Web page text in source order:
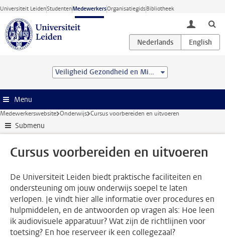
Ga direct naar de inhoud
Universiteit LeidenStudentenMedewerkersOrganisatiegidsBibliotheek
toggle
Veiligheid Gezondheid en Milieu
Menu
Medewerkerswebsite Onderwijs Cursus voorbereiden en uitvoeren
Submenu
Cursus voorbereiden en uitvoeren
De Universiteit Leiden biedt praktische faciliteiten en
ondersteuning om jouw onderwijs soepel te laten
verlopen. Je vindt hier alle informatie over procedures en
hulpmiddelen, en de antwoorden op vragen als: Hoe leen
ik audiovisuele apparatuur? Wat zijn de richtlijnen voor
toetsing? En hoe reserveer ik een collegezaal?